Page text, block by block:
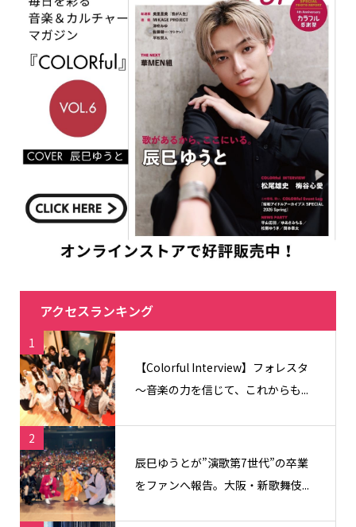
アクセスランキング
1
【Colorful Interview】フォレスタ
〜音楽の力を信じて、これからも...
2
辰巳ゆうとが”演歌第7世代”の卒業
をファンへ報告。大阪・新歌舞伎...